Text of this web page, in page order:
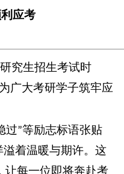
应考
究生招生考试时
广大考研学子筑牢应
过”等励志标语张贴
着温暖与期许。 这
让每一位即将奔赴考